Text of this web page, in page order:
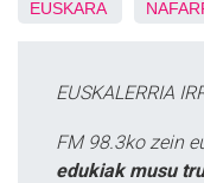
EUSKARA
EUSKALERRIA
FM 98.3ko zein
edukiak musu